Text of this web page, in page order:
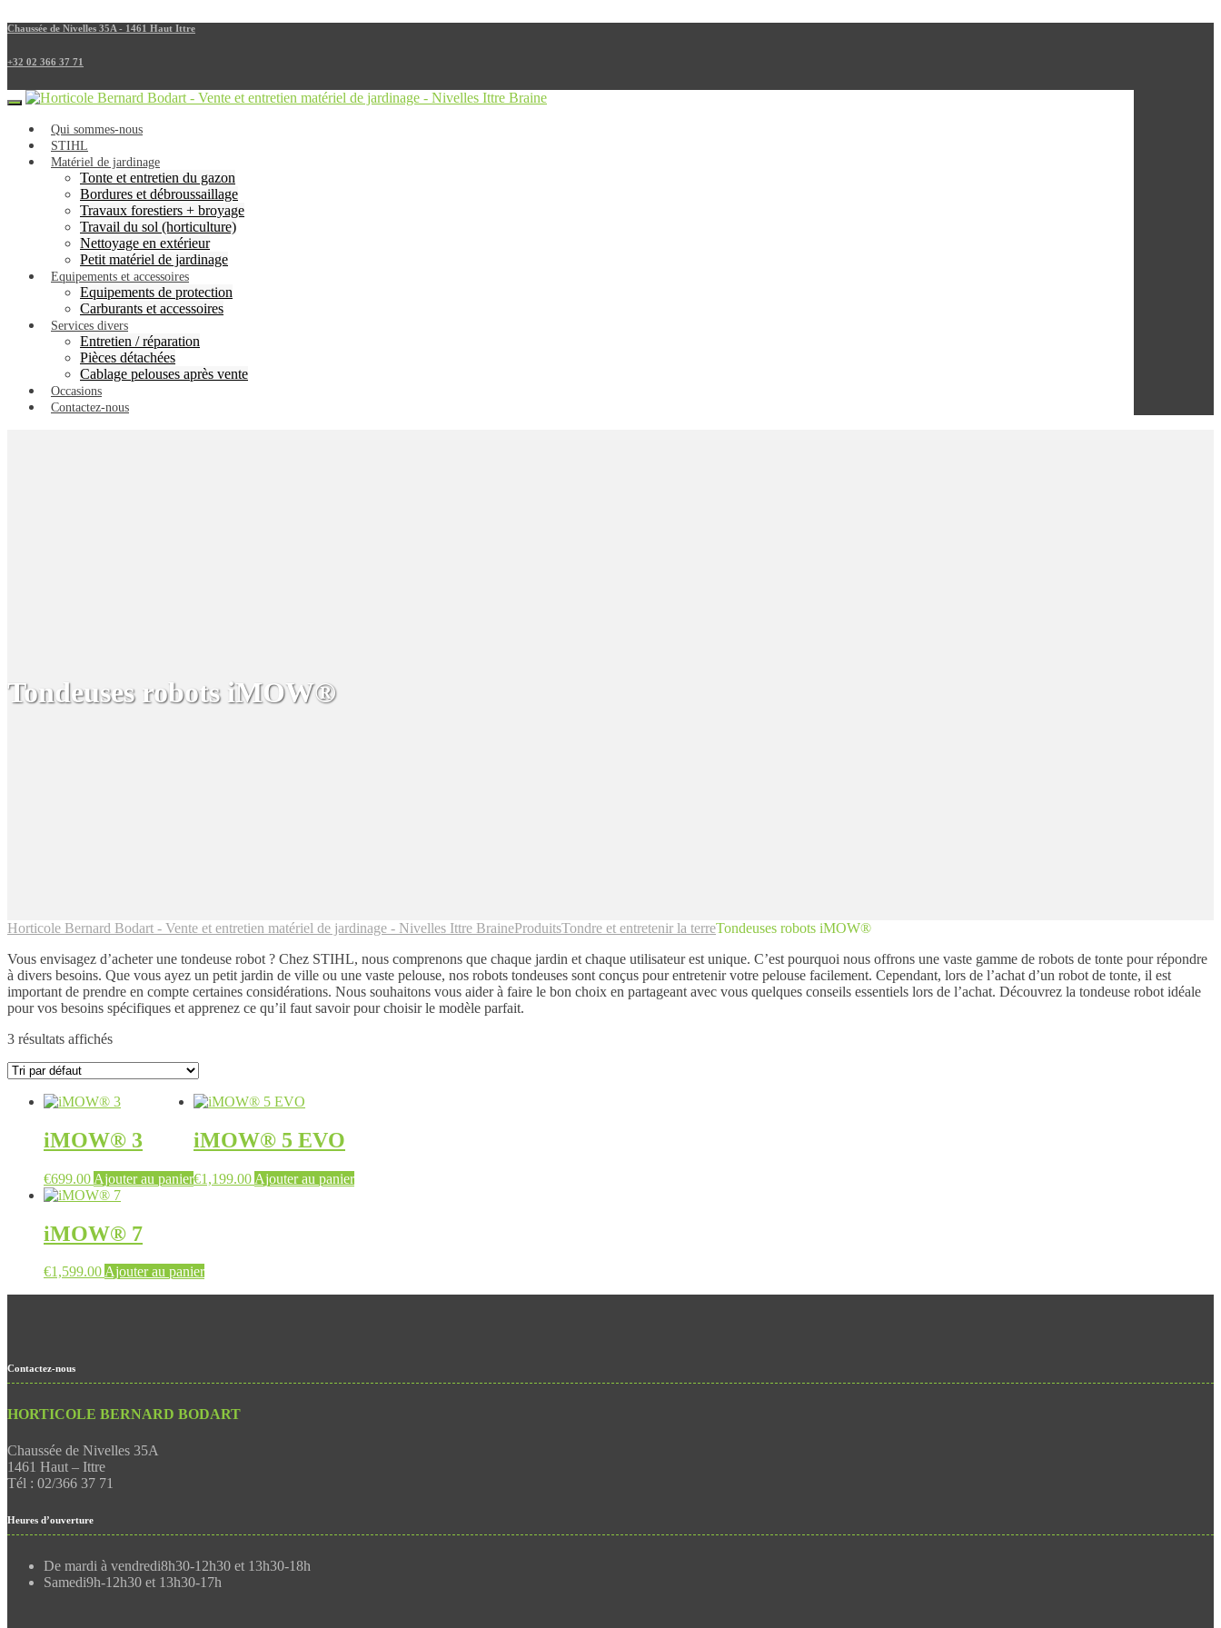
Chaussée de Nivelles 35A - 1461 Haut Ittre
+32 02 366 37 71
Qui sommes-nous
STIHL
Matériel de jardinage
Tonte et entretien du gazon
Bordures et débroussaillage
Travaux forestiers + broyage
Travail du sol (horticulture)
Nettoyage en extérieur
Petit matériel de jardinage
Equipements et accessoires
Equipements de protection
Carburants et accessoires
Services divers
Entretien / réparation
Pièces détachées
Cablage pelouses après vente
Occasions
Contactez-nous
Tondeuses robots iMOW®
Horticole Bernard Bodart - Vente et entretien matériel de jardinage - Nivelles Ittre BraineProduitsTondre et entretenir la terreTondeuses robots iMOW®
Vous envisagez d’acheter une tondeuse robot ? Chez STIHL, nous comprenons que chaque jardin et chaque utilisateur est unique. C’est pourquoi nous offrons une vaste gamme de robots de tonte pour répondre
à divers besoins. Que vous ayez un petit jardin de ville ou une vaste pelouse, nos robots tondeuses sont conçus pour entretenir votre pelouse facilement. Cependant, lors de l’achat d’un robot de tonte, il est
important de prendre en compte certaines considérations. Nous souhaitons vous aider à faire le bon choix en partageant avec vous quelques conseils essentiels lors de l’achat. Découvrez la tondeuse robot idéale
pour vos besoins spécifiques et apprenez ce qu’il faut savoir pour choisir le modèle parfait.
3 résultats affichés
iMOW® 3
€699.00 Ajouter au panier
iMOW® 5 EVO
€1,199.00 Ajouter au panier
iMOW® 7
€1,599.00Ajouter au panier
Contactez-nous
HORTICOLE BERNARD BODART
Chaussée de Nivelles 35A
1461 Haut – Ittre
Tél : 02/366 37 71
Heures d’ouverture
De mardi à vendredi8h30-12h30 et 13h30-18h
Samedi9h-12h30 et 13h30-17h